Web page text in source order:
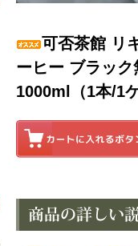
可否茶館 リ
ーヒー ブラッ
1000ml（1本/1